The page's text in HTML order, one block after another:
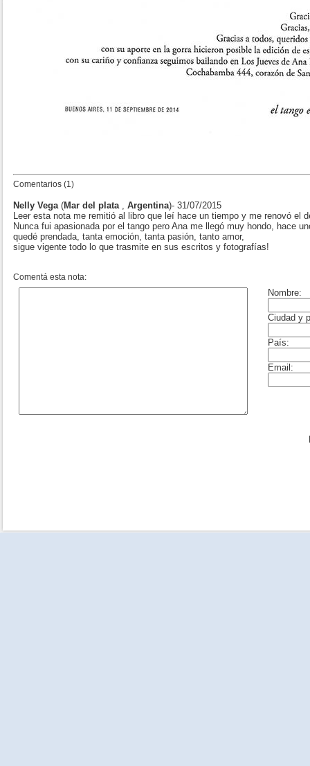
Comentarios (1)
Nelly Vega(Mar del plata , Argentina)- 31/07/2015
Leer esta nota me remitió al libro que leí hace un tiempo y me renovó el
Nunca fui apasionada por el tango pero Ana me llegó muy hondo, hace
quedé prendada, tanta emoción, tanta pasión, tanto amor,
sigue vigente todo lo que trasmite en sus escritos y fotografías!
Comentá esta nota: